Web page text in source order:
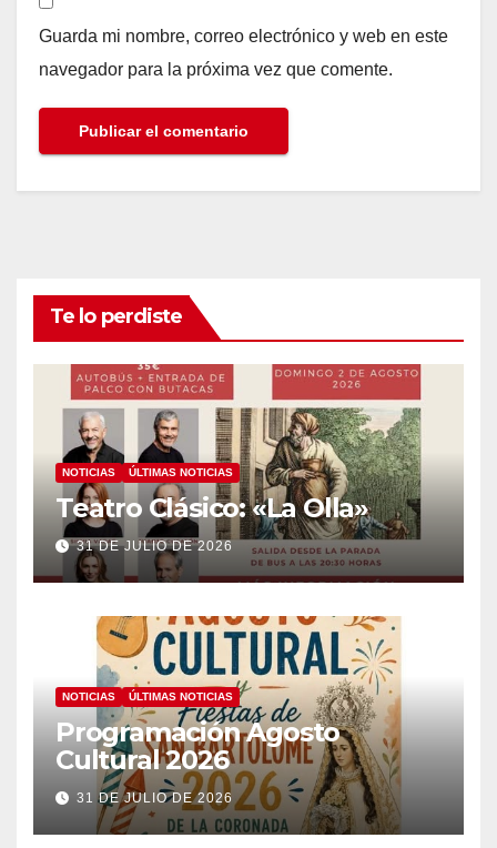
Guarda mi nombre, correo electrónico y web en este
navegador para la próxima vez que comente.
Te lo perdiste
NOTICIAS ÚLTIMAS NOTICIAS
Teatro Clásico: «La Olla»
31 DE JULIO DE 2026
NOTICIAS ÚLTIMAS NOTICIAS
Programación Agosto
Cultural 2026
31 DE JULIO DE 2026